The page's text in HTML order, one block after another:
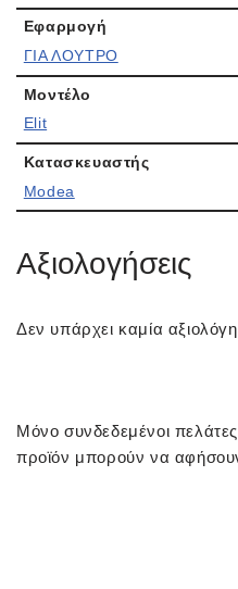
Εφαρμογή
ΓΙΑ ΛΟΥΤΡΟ
Μοντέλο
Elit
Κατασκευαστής
Modea
Αξιολογήσεις
Δεν υπάρχει καμία
Μόνο συνδεδεμένοι
προϊόν μπορούν να